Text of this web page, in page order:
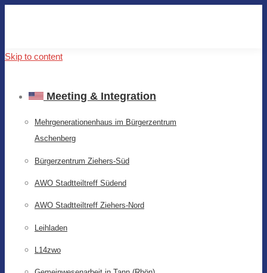
Skip to content
Meeting & Integration
Mehrgenerationenhaus im Bürgerzentrum
Aschenberg
Bürgerzentrum Ziehers-Süd
AWO Stadtteiltreff Südend
AWO Stadtteiltreff Ziehers-Nord
Leihladen
L14zwo